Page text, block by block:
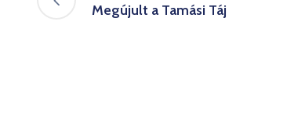
Megújult a Tamási Táj